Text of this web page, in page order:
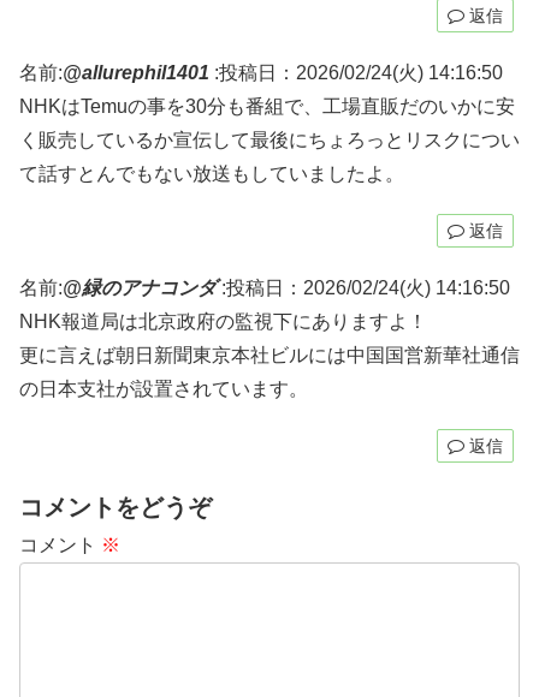
返信
名前:@allurephil1401 :投稿日：2026/02/24(火) 14:16:50
NHKはTemuの事を30分も番組で、工場直販だのいかに安
く販売しているか宣伝して最後にちょろっとリスクについ
て話すとんでもない放送もしていましたよ。
返信
名前:@緑のアナコンダ:投稿日：2026/02/24(火) 14:16:50
NHK報道局は北京政府の監視下にありますよ！
更に言えば朝日新聞東京本社ビルには中国国営新華社通信
の日本支社が設置されています。
返信
コメントをどうぞ
コメント ※